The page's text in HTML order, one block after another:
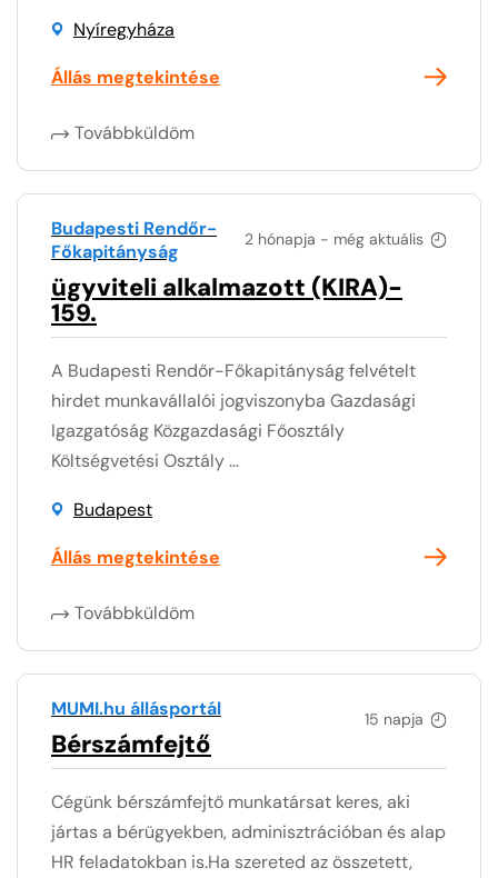
Nyíregyháza
Állás megtekintése
Továbbküldöm
2 hónapja - még aktuális
Budapesti Rendőr-
Főkapitányság
ügyviteli alkalmazott (KIRA)-
159.
A Budapesti Rendőr-Főkapitányság felvételt
hirdet munkavállalói jogviszonyba Gazdasági
Igazgatóság Közgazdasági Főosztály
Költségvetési Osztály ...
Budapest
Állás megtekintése
Továbbküldöm
15 napja
MUMI.hu állásportál
Bérszámfejtő
Cégünk bérszámfejtő munkatársat keres, aki
jártas a bérügyekben, adminisztrációban és alap
HR feladatokban is.Ha szereted az összetett,